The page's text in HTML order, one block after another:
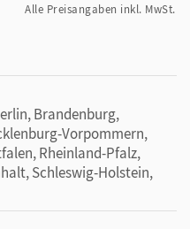
Alle Preisangaben inkl. MwSt.
Brandenburg,
Vorpommern,
Rheinland-Pfalz,
Schleswig-Holstein,